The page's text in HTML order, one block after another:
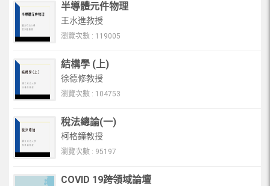
半導體元件物理
王水進教授
瀏覽次數 : 119005
結構學 (上)
徐德修教授
瀏覽次數 : 104753
稅法總論(一)
柯格鐘教授
瀏覽次數 : 95197
COVID 19跨領域論壇